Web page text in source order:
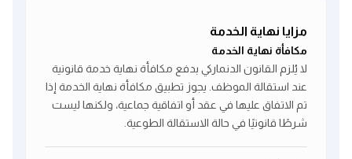
مزايا نهاية الخدمة
مكافأة نهاية الخدمة
لا يُلزم القانون الدنماركي بدفع مكافأة نهاية خدمة قانونية
عند استقالة الموظف. يجوز تطبيق مكافأة نهاية الخدمة إذا
تم الاتفاق عليها في عقد أو اتفاقية جماعية، ولكنها ليست
شرطًا قانونيًا في حالة الاستقالة الطوعية.